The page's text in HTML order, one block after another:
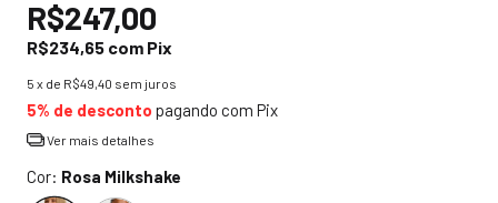
R$247,00
R$234,65 com Pix
5 x de R$49,40 sem juros
5% de desconto pagando com Pix
Ver mais detalhes
Cor: Rosa Milkshake